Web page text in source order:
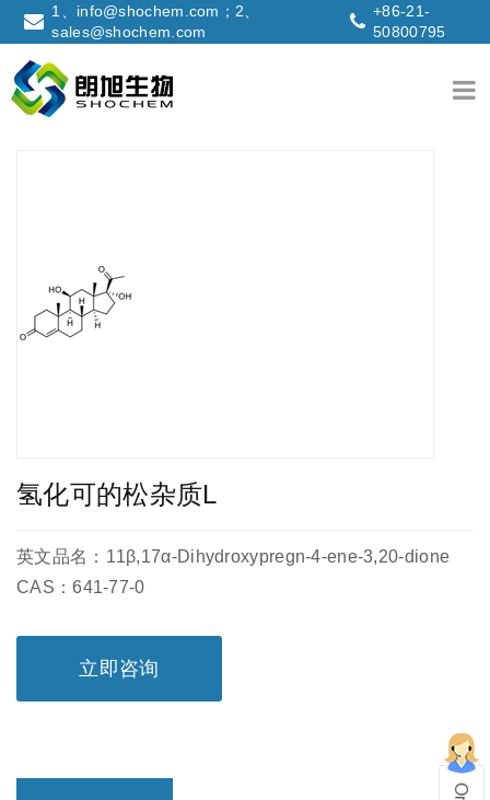
1、info@shochem.com；2、
sales@shochem.com
+86-21-
50800795
氢化可的松杂质L
英文品名：11β,17α-Dihydroxypregn-4-ene-3,20-dione
CAS：641-77-0
立即咨询